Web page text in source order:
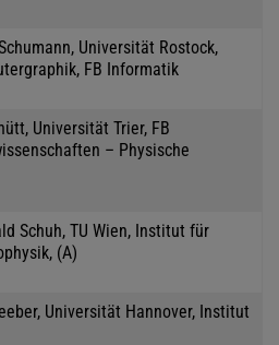
Universität Rostock,
FB Informatik
Universität Trier, FB
– Physische
Schuh, TU Wien, Institut für
(A)
Universität Hannover, Institut